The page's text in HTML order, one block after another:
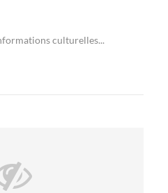
culturelles...